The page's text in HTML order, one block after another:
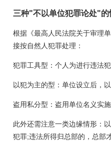
三种"不以单位犯罪论处"的
根据《最高人民法院关于审理
接按自然人犯罪处理：
犯罪工具型：个人为进行违法
以犯为主的型：单位设立后，
盗用私分型：盗用单位名义实
此外还需注意一类边缘情形：
犯罪;违法所得归总部的，总部